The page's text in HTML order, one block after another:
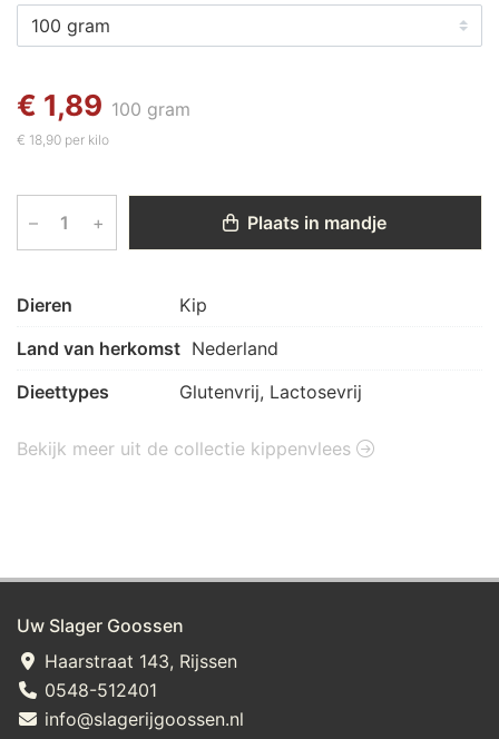
€ 1,89 100 gram
€ 18,90 per kilo
– + Plaats in mandje
Dieren
Kip
Land van herkomst Nederland
Dieettypes
Glutenvrij, Lactosevrij
Bekijk meer uit de collectie kippenvlees
Uw Slager Goossen
Haarstraat 143, Rijssen
0548-512401
info@slagerijgoossen.nl